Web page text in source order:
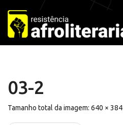
Pular
para
o
conteúdo
03-2
Tamanho total da imagem: 640 × 384